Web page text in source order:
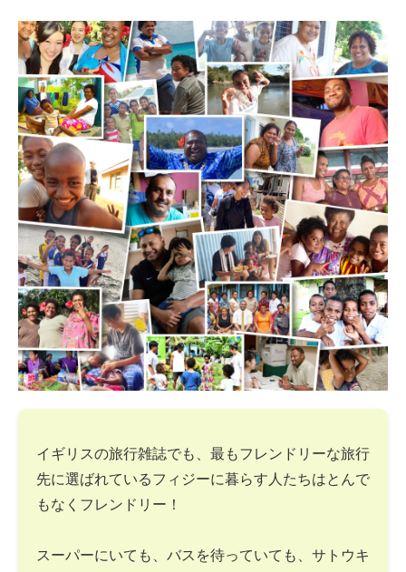
イギリスの旅行雑誌でも、最もフレンドリーな旅行
先に選ばれているフィジーに暮らす人たちはとんで
もなくフレンドリー！
スーパーにいても、バスを待っていても、サトウキ